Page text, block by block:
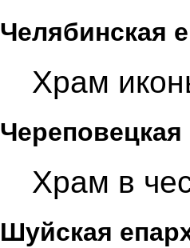
Челябинская
Храм
Храм в
Шуйская